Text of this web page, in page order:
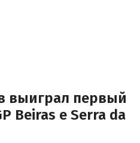
выиграл первый
Beiras e Serra da